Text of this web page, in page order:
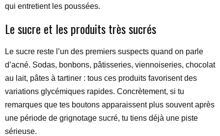
qui entretient les poussées.
Le sucre et les produits très sucrés
Le sucre reste l’un des premiers suspects quand on parle
d’acné. Sodas, bonbons, pâtisseries, viennoiseries, chocolat
au lait, pâtes à tartiner : tous ces produits favorisent des
variations glycémiques rapides. Concrètement, si tu
remarques que tes boutons apparaissent plus souvent après
une période de grignotage sucré, tu tiens déjà une piste
sérieuse.